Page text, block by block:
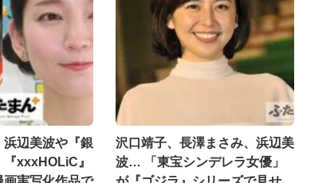
浜辺美波や『銀
xxxHOLiC』
沢口靖子、長澤まさみ、浜辺美
波… 「東宝シンデレラ女優」